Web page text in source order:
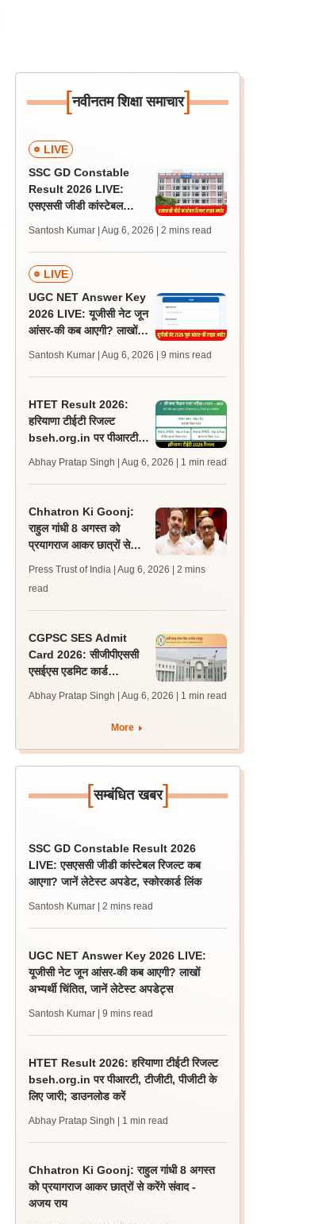
[नवीनतम शिक्षा समाचार]
LIVE
SSC GD Constable
Result 2026 LIVE:
एसएससी जीडी कांस्टेबल
लेटेस्ट अपडेट, स्कोरकार्ड लिंक
Santosh Kumar | Aug 6, 2026 | 2 mins read
LIVE
UGC NET Answer Key
2026 LIVE: यूजीसी नेट जून
आंसर-की कब आएगी? लाखों
Santosh Kumar | Aug 6, 2026 | 9 mins read
HTET Result 2026:
हरियाणा टीईटी रिजल्ट
bseh.org.in पर पीआरटी,
डाउनलोड करें
Abhay Pratap Singh | Aug 6, 2026 | 1 min read
Chhatron Ki Goonj:
राहुल गांधी 8 अगस्त को
प्रयागराज आकर छात्रों से
Press Trust of India | Aug 6, 2026
| 2 mins
read
CGPSC SES Admit
Card 2026: सीजीपीएससी
एसईएस एडमिट कार्ड
परीक्षा 16 अगस्त को होगी
Abhay Pratap Singh | Aug 6, 2026 | 1 min read
More
[सम्बंधित खबर]
SSC GD Constable Result 2026
LIVE: एसएससी जीडी कांस्टेबल रिजल्ट कब
आएगा? जानें लेटेस्ट अपडेट, स्कोरकार्ड लिंक
Santosh Kumar | 2 mins read
UGC NET Answer Key 2026 LIVE:
यूजीसी नेट जून आंसर-की कब आएगी? लाखों
अभ्यर्थी चिंतित, जानें लेटेस्ट अपडेट्स
Santosh Kumar | 9 mins read
HTET Result 2026: हरियाणा टीईटी रिजल्ट
bseh.org.in पर पीआरटी, टीजीटी, पीजीटी के
लिए जारी; डाउनलोड करें
Abhay Pratap Singh | 1 min read
Chhatron Ki Goonj: राहुल गांधी 8 अगस्त
को प्रयागराज आकर छात्रों से करेंगे संवाद -
अजय राय